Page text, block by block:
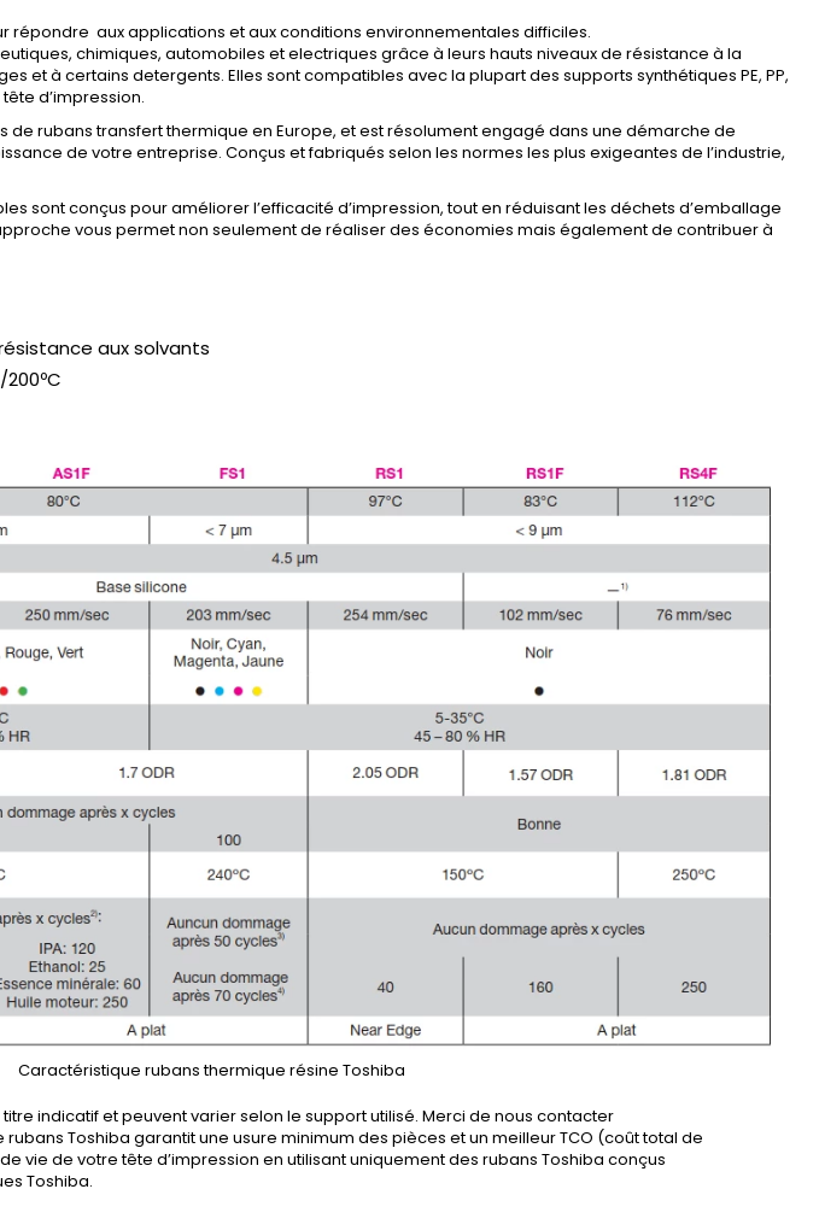
répondre aux applications et aux conditions environnementales difficiles.
chimiques, automobiles et electriques grâce à leurs hauts niveaux de résistance à la
et à certains detergents. Elles sont compatibles avec la plupart des supports synthétiques PE, PP,
d’impression.
de rubans transfert thermique en Europe, et est résolument engagé dans une démarche de
de votre entreprise. Conçus et fabriqués selon les normes les plus exigeantes de l’industrie,
sont conçus pour améliorer l’efficacité d’impression, tout en réduisant les déchets d’emballage
vous permet non seulement de réaliser des économies mais également de contribuer à
aux solvants
Caractéristique rubans thermique résine Toshiba
indicatif et peuvent varier selon le support utilisé. Merci de nous contacter
Toshiba garantit une usure minimum des pièces et un meilleur TCO (coût total de
vie de votre tête d’impression en utilisant uniquement des rubans Toshiba conçus
Toshiba.